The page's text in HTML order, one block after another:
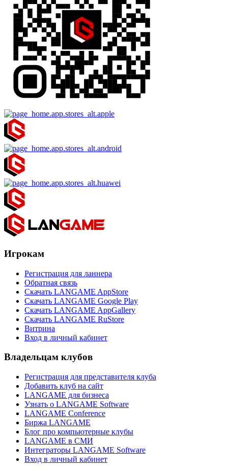
Игрокам
Регистрация для ланнера
Обратная связь
Скачать LANGAME AppStore
Скачать LANGAME Google Play
Скачать LANGAME AppGallery
Скачать LANGAME RuStore
Витрина
Вход в личный кабинет
Владельцам клубов
Регистрация для представителя клуба
Добавить клуб на сайт
LANGAME для бизнеса
Узнать о LANGAME Software
LANGAME Conference
Биржа LANGAME
Блог про компьютерные клубы
LANGAME в СМИ
Интеграторы LANGAME Software
Вход в личный кабинет